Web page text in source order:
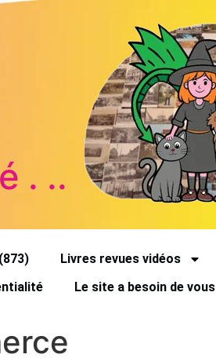
. ..
Livres revues vidéos
Le site a besoin de vous